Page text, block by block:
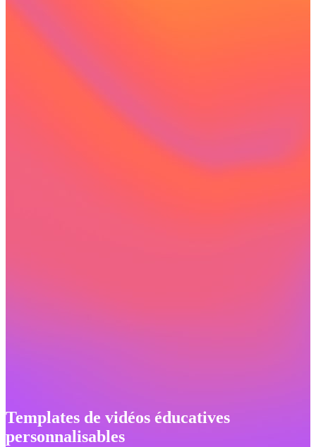
Templates de vidéos éducatives
personnalisables